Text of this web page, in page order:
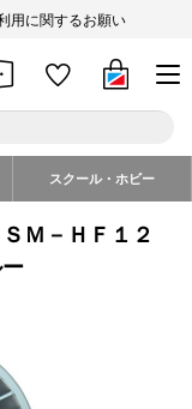
用に関するお願い
スクール・ホビー
Ｍ－ＨＦ１２